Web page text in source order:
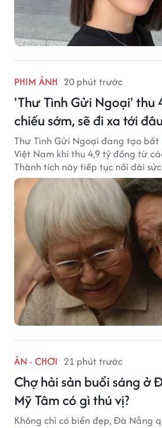
PHIM ẢNH 20 phút trước
'Thư Tình Gửi Ngoại' thu
chiếu sớm, sẽ đi xa tới
Thư Tình Gửi Ngoại đang tạo
Việt Nam khi thu 4,9 tỷ đồng từ
Thành tích này tiếp tục nối dài
từng gây sốt với doanh thu hơn
ngoài.
ĂN - CHƠI 21 phút trước
Chợ hải sản buổi sáng ở
Mỹ Tâm có gì thú vị?
Không chỉ có biển đẹp, Đà Nẵng